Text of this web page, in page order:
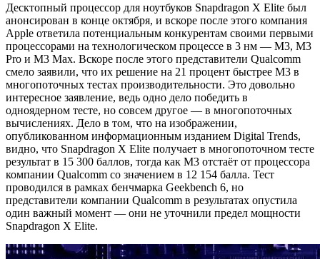
Десктопный процессор для ноутбуков Snapdragon X Elite был
анонсирован в конце октября, и вскоре после этого компания
Apple ответила потенциальным конкурентам своими первыми
процессорами на технологическом процессе в 3 нм — M3, M3
Pro и M3 Max. Вскоре после этого представители Qualcomm
смело заявили, что их решение на 21 процент быстрее M3 в
многопоточных тестах производительности. Это довольно
интересное заявление, ведь одно дело победить в
одноядерном тесте, но совсем другое — в многопоточных
вычислениях. Дело в том, что на изображении,
опубликованном информационным изданием Digital Trends,
видно, что Snapdragon X Elite получает в многопоточном тесте
результат в 15 300 баллов, тогда как M3 отстаёт от процессора
компании Qualcomm со значением в 12 154 балла. Тест
проводился в рамках бенчмарка Geekbench 6, но
представители компании Qualcomm в результатах опустила
один важный момент — они не уточнили предел мощности
Snapdragon X Elite.